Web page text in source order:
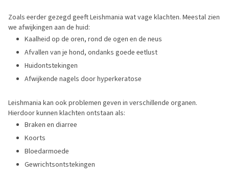
Zoals eerder gezegd geeft Leishmania wat vage klachten. Meestal zien
we afwijkingen aan de huid:
Kaalheid op de oren, rond de ogen en de neus
Afvallen van je hond, ondanks goede eetlust
Huidontstekingen
Afwijkende nagels door hyperkeratose
Leishmania kan ook problemen geven in verschillende organen.
Hierdoor kunnen klachten ontstaan als:
Braken en diarree
Koorts
Bloedarmoede
Gewrichtsontstekingen